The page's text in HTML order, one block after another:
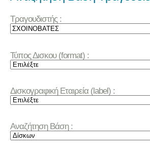
Τραγουδιστής :
Τύπος Δισκου (format) :
Δισκογραφική Εταιρεία (label) :
Αναζήτηση Βάση :